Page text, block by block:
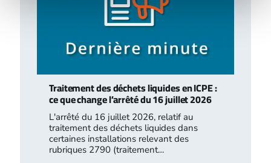
Traitement des déchets liquides en ICPE :
ce que change l’arrêté du 16 juillet 2026
L'arrêté du 16 juillet 2026, relatif au
traitement des déchets liquides dans
certaines installations relevant des
rubriques 2790 (traitement…